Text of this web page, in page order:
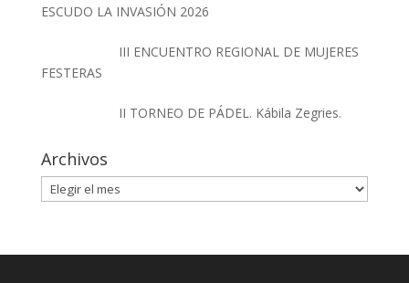
ESCUDO LA INVASIÓN 2026
III ENCUENTRO REGIONAL DE MUJERES
FESTERAS
II TORNEO DE PÁDEL. Kábila Zegries.
Archivos
Archivos